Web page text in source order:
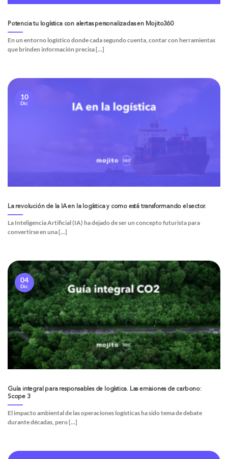
Potencia tu logística con alertas personalizadas en Mojito360
En un entorno logístico donde cada segundo cuenta, contar con herramientas
que brinden información precisa [...]
La revolución de la IA en la logística y como está transformando el sector.
La Inteligencia Artificial (IA) ha dejado de ser un concepto futurista para
convertirse en una [...]
10
Dic
Guía integral para responsables de logística. Las emisiones de carbono:
Scope 3
El impacto ambiental de las operaciones logísticas ha sido tema de debate
durante décadas, pero [...]
04
Dic